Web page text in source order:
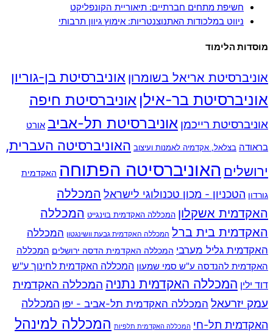
חשיפת מתחים חברתיים: תיאוריית הקונפליקט
ניווט במלכודות האתנוצנטריות: אימוץ גיוון תרבותי
מוסדות הלימוד
אוניברסיטת אריאל בשומרון אוניברסיטת בן-גוריון
אוניברסיטת בר-אילן אוניברסיטת חיפה
אוניברסיטת רייכמן אוניברסיטת תל-אביב אורט
בראודה בצלאל, אקדמיה לאמנות ועיצוב האוניברסיטה העברית,
ירושלים האוניברסיטה הפתוחה האקדמית
גורדון הטכניון - מכון טכנולוגי לישראל המכללה
האקדמית אשקלון המכללה האקדמית בוינגייט המכללה
האקדמית בית ברל המכללה האקדמית גבעת וושינגטון המכללה
האקדמית גליל מערבי המכללה האקדמית הדסה ירושלים המכללה
האקדמית להנדסה ע"ש סמי שמעון המכללה האקדמית לחינוך ע"ש
דוד ילין המכללה האקדמית נתניה המכללה האקדמית
עמק יזרעאל המכללה האקדמית תל-אביב - יפו המכללה
האקדמית תל-חי המכללה האקדמית תלפיות המכללה למינהל